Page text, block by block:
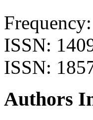
ISSN:
ISSN:
Authors